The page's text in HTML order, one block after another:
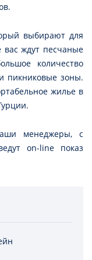
выбирают для
вас ждут песчаные
количество
пикниковые зоны.
жилье в
менеджеры, с
on-line показ